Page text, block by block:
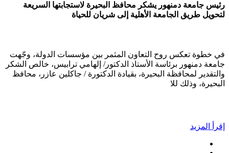
رئيس جامعة دمنهور يشكر محافظ البحيرة لاستجابتها السريعة
لتحويل طريق الجامعة الأهلية إلى شريان للحياة
في خطوة تعكس روح التعاون المثمر بين مؤسسات الدولة، وجّهت
جامعة دمنهور برئاسة الأستاذ الدكتور/ إلهامي ترابيس، خالص الشكر
والتقدير لمحافظة البحيرة، بقيادة الدكتورة / جاكلين عازر، محافظ
البحيرة، وذلك للا
إقرأ المزيد